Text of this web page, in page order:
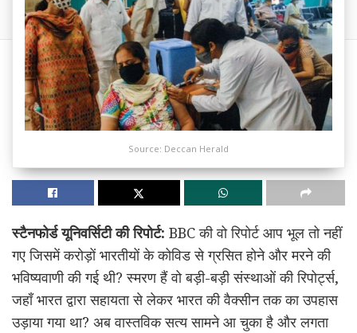
Source: Deccan Herald
स्टैनफोर्ड यूनिवर्सिटी की रिपोर्ट: BBC की वो रिपोर्ट आप भूल तो नहीं
गए जिसमें करोड़ों भारतीयों के कोविड से ग्रसित होने और मरने की
भविष्यवाणी की गई थी? स्मरण हैं वो बड़ी-बड़ी संस्थाओं की रिपोर्ट्स,
जहाँ भारत द्वारा सहायता से लेकर भारत की वैक्सीन तक का उपहास
उड़ाया गया था? अब वास्तविक सत्य सामने आ चुका है और लगता